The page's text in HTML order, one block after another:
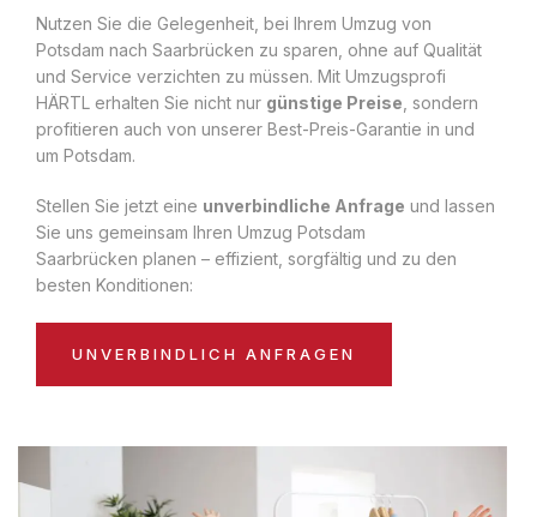
Nutzen Sie die Gelegenheit, bei Ihrem Umzug von
Potsdam nach Saarbrücken zu sparen, ohne auf Qualität
und Service verzichten zu müssen. Mit Umzugsprofi
HÄRTL erhalten Sie nicht nur günstige Preise , sondern
profitieren auch von unserer Best-Preis-Garantie in und
um Potsdam.
Stellen Sie jetzt eine unverbindliche Anfrage und lassen
Sie uns gemeinsam Ihren Umzug Potsdam
Saarbrücken planen – effizient, sorgfältig und zu den
besten Konditionen:
UNVERBINDLICH ANFRAGEN